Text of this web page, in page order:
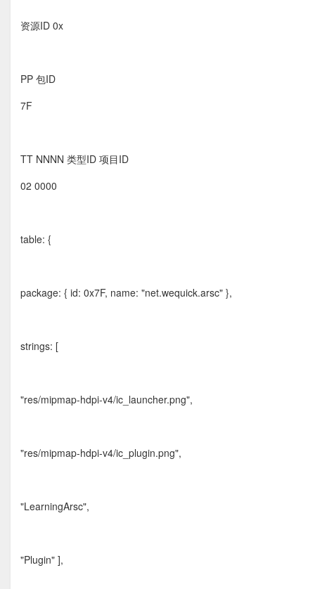
资源ID 0x
PP 包ID
7F
TT NNNN 类型ID 项目ID
02 0000
table: {
package: { id: 0x7F, name: "net.wequick.arsc" },
strings: [
"res/mipmap-hdpi-v4/ic_launcher.png",
"res/mipmap-hdpi-v4/ic_plugin.png",
"LearningArsc",
"Plugin" ],